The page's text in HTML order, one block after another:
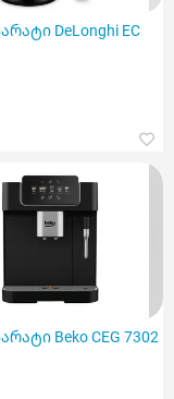
DeLonghi EC
Beko CEG 7302